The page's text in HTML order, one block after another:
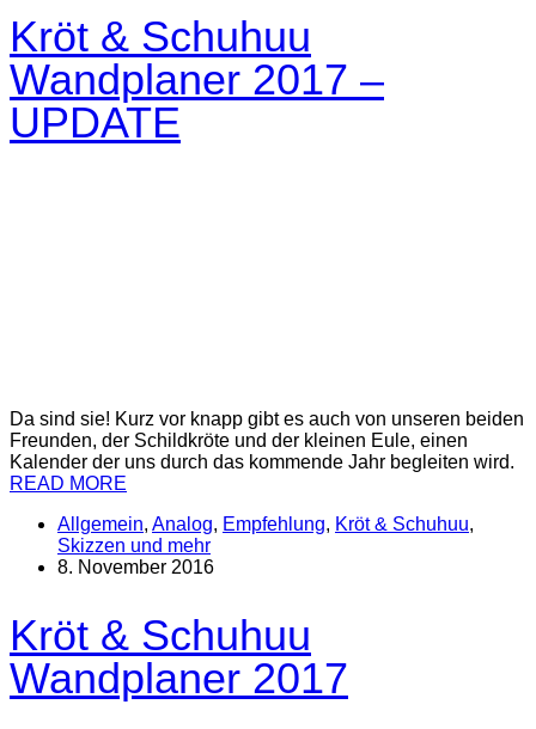
Kröt & Schuhuu
Wandplaner 2017 –
UPDATE
Da sind sie! Kurz vor knapp gibt es auch von unseren beiden
Freunden, der Schildkröte und der kleinen Eule, einen
Kalender der uns durch das kommende Jahr begleiten wird.
READ MORE
Allgemein, Analog, Empfehlung, Kröt & Schuhuu,
Skizzen und mehr
8. November 2016
Kröt & Schuhuu
Wandplaner 2017